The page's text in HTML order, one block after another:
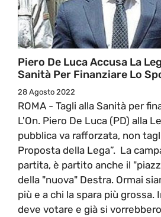
Piero De Luca Accusa La
Sanità Per Finanziare Lo
28 Agosto 2022
ROMA - Tagli alla Sanità per
L'On. Piero De Luca (PD) alla
pubblica va rafforzata, non
Proposta della Lega”. La
partita, è partito anche il
della "nuova" Destra. Ormai
più e a chi la spara più grossa.
deve votare e già si